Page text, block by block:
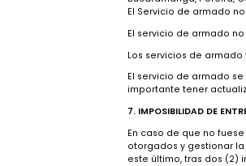
Si se compran
la compra, para
Se sugiere revisar
novedad se debe
No se realizan
De requerir el
Bucaramanga,
El Servicio de